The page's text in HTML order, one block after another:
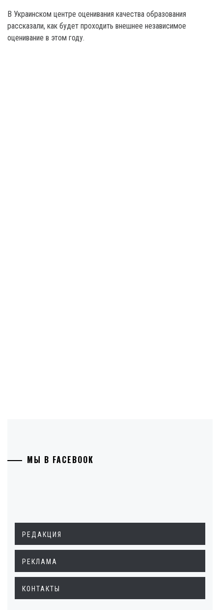
В Украинском центре оценивания качества образования
рассказали, как будет проходить внешнее независимое
оценивание в этом году.
МЫ В FACEBOOK
РЕДАКЦИЯ
РЕКЛАМА
КОНТАКТЫ